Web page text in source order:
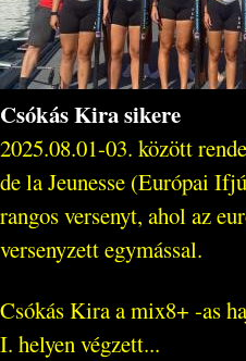
Csókás Kira sikere
2025.08.01-03. között
de la Jeunesse (Európai
rangos versenyt, ahol az
versenyzett egymással.
Csókás Kira a mix8+ -as
I. helyen végzett...